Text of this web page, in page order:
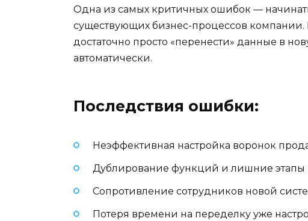
Одна из самых критичных ошибок —
существующих бизнес-процессов
достаточно просто «перенести» данные в
автоматически.
Последствия ошибки:
Неэффективная настройка воронок
Дублирование функций и лишние этапы
Сопротивление сотрудников новой
Потеря времени на переделку уже